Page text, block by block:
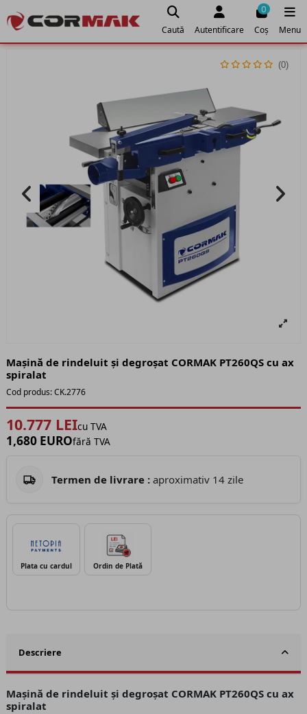
Caută Autentificare
0
Coș Menu
Mașină de rindeluit și degroșat CORMAK PT260QS cu ax
spiralat
(0)
Cod produs:CK.2776
10.777 LEIcu TVA
1,680 EUROfără TVA
Termen de livrare : aproximativ 14 zile
Plata cu cardul Ordin de Plată
Descriere
Mașină de rindeluit și degroșat CORMAK PT260QS cu ax
spiralat